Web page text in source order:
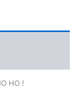
HO !